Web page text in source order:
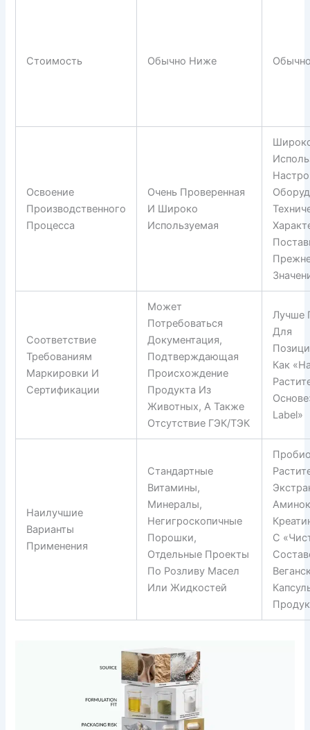
Стоимость Обычно Ниже
Освоение
Производственного
Процесса
Очень Проверенная
И Широко
Используемая
Соответствие
Требованиям
Маркировки И
Сертификации
Может
Потребоваться
Документация,
Подтверждающая
Происхождение
Продукта Из
Животных, А Также
Отсутствие ГЭК/ТЭК
Лучше
Для
Как
Label»
Наилучшие
Варианты
Применения
Стандартные
Витамины,
Минералы,
Негигроскопичные
Порошки,
Отдельные Проекты
По Розливу Масел
Или Жидкостей
С